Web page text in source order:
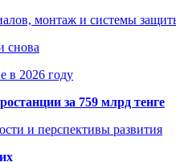
монтаж и системы
снова
в 2026 году
за 759 млрд тенге
и перспективы развития